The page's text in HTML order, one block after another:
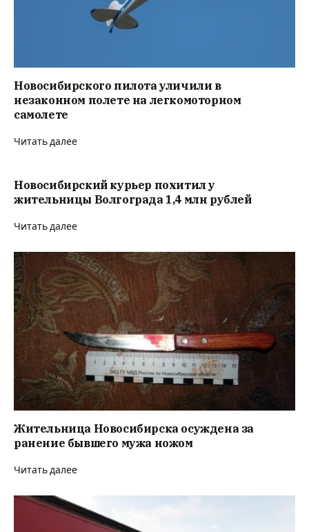
Новосибирского пилота уличили в
незаконном полете на легкомоторном
самолете
Читать далее
Новосибирский курьер похитил у
жительницы Волгограда 1,4 млн рублей
Читать далее
Жительница Новосибирска осуждена за
ранение бывшего мужа ножом
Читать далее